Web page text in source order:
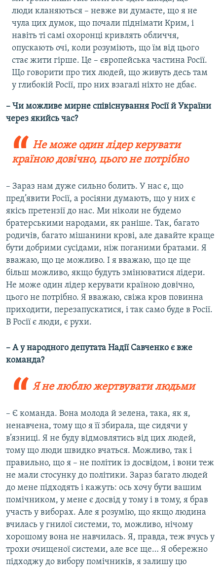
люди кланяються – невже ви думаєте, що я не
чула цих думок, що почали піднімати Крим, і
навіть ті самі охоронці кривлять обличчя,
опускають очі, коли розуміють, що їм від цього
стає жити гірше. Це – європейська частина Росії.
Що говорити про тих людей, що живуть десь там
у глибокій Росії, про них взагалі ніхто не дбає.
– Чи можливе мирне співіснування Росії й України
через якийсь час?
Не може один лідер керувати
країною довічно, цього не потрібно
– Зараз нам дуже сильно болить. У нас є, що
пред’явити Росії, а росіяни думають, що у них є
якісь претензії до нас. Ми ніколи не будемо
братерськими народами, як раніше. Так, багато
родичів, багато мішанини крові, але давайте краще
бути добрими сусідами, ніж поганими братами. Я
вважаю, що це можливо. І я вважаю, що це ще
більш можливо, якщо будуть змінюватися лідери.
Не може один лідер керувати країною довічно,
цього не потрібно. Я вважаю, свіжа кров повинна
приходити, перезапускатися, і так само буде в Росії.
В Росії є люди, є рухи.
– А у народного депутата Надії Савченко є вже
команда?
Я не люблю жертвувати людьми
– Є команда. Вона молода й зелена, така, як я,
ненавчена, тому що я її збирала, ще сидячи у
в’язниці. Я не буду відмовлятись від цих людей,
тому що люди швидко вчаться. Можливо, так і
правильно, що я – не політик із досвідом, і вони теж
не мали стосунку до політики. Зараз багато людей
до мене підходять і кажуть: ось хочу бути вашим
помічником, у мене є досвід у тому і в тому, я брав
участь у виборах. Але я розумію, що якщо людина
вчилась у гнилої системи, то, можливо, нічому
хорошому вона не навчилась. Я, правда, теж вчусь у
трохи очищеної системи, але все ще… Я обережно
підходжу до вибору помічників, я залишу цю